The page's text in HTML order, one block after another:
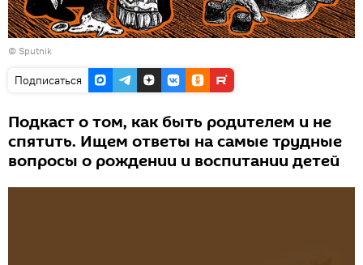
© Sputnik
Подписаться
Подкаст о том, как быть родителем и не
спятить. Ищем ответы на самые трудные
вопросы о рождении и воспитании детей